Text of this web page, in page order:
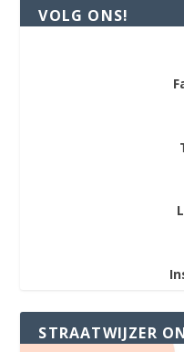
VOLG ONS!
STRAATWIJZER